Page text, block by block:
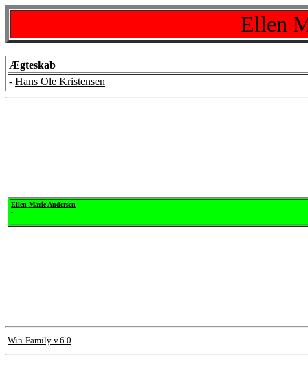
Ellen
Ægteskab
- Hans Ole Kristensen
Ellen Marie Andersen
-
-
Win-Family v.6.0